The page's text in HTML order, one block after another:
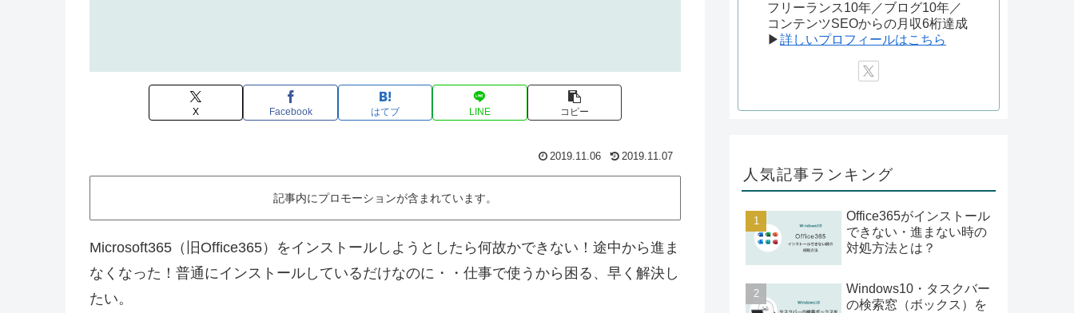
X Facebook はてブ LINE コピー
2019.11.06 2019.11.07
記事内にプロモーションが含まれています。
Microsoft365（旧Office365）をインストールしようとしたら何故かできない！途中から進ま
なくなった！普通にインストールしているだけなのに・・仕事で使うから困る、早く解決し
たい。
フリーランス10年／ブログ10年／
コンテンツSEOからの月収6桁達成
▶詳しいプロフィールはこちら
人気記事ランキング
Office365がインストール
できない・進まない時の
対処方法とは？
Windows10・タスクバー
の検索窓（ボックス）を